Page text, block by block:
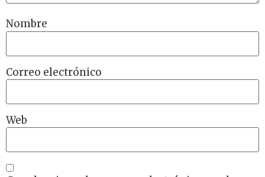
Nombre
Correo electrónico
Web